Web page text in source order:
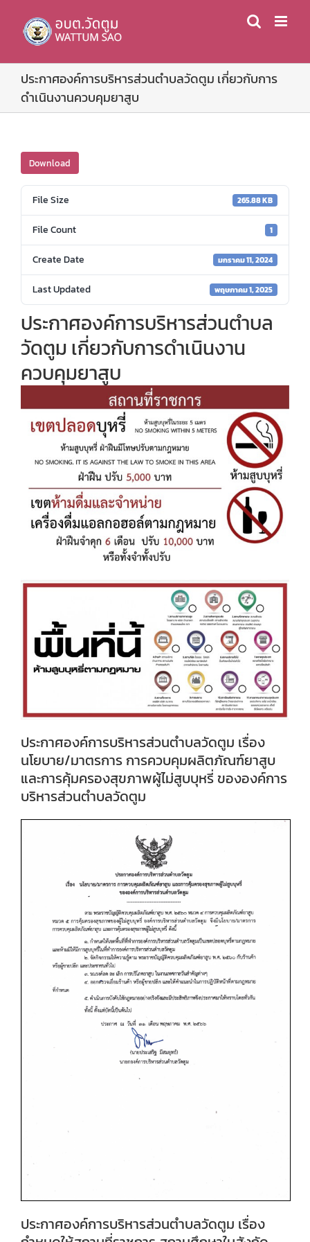
content
ประกาศองค์การบริหารส่วนตำบลวัดตูม เกี่ยวกับการ
ดำเนินงานควบคุมยาสูบ
Download
File Size 265.88 KB
File Count 1
Create Date มกราคม 11, 2024
Last Updated พฤษภาคม 1, 2025
ประกาศองค์การบริหารส่วนตำบล
วัดตูม เกี่ยวกับการดำเนินงาน
ควบคุมยาสูบ
ประกาศองค์การบริหารส่วนตำบลวัดตูม เรื่อง
นโยบาย/มาตรการ การควบคุมผลิตภัณฑ์ยาสูบ
และการคุ้มครองสุขภาพผู้ไม่สูบบุหรี่ ขององค์การ
บริหารส่วนตำบลวัดตูม
ประกาศองค์การบริหารส่วนตำบลวัดตูม เรื่อง